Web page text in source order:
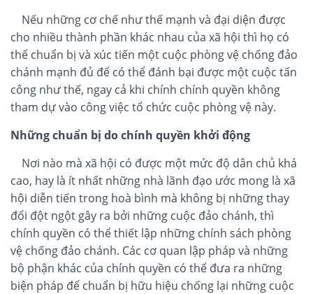
Nếu những cơ chế như thế mạnh và đại diện được
cho nhiều thành phần khác nhau của xã hội thì họ có
thể chuẩn bị và xúc tiến một cuộc phòng vệ chống đảo
chánh mạnh đủ để có thể đánh bại được một cuộc tấn
công như thế, ngay cả khi chính chính quyền không
tham dự vào công việc tổ chức cuộc phòng vệ này.
Những chuẩn bị do chính quyền khởi động
Nơi nào mà xã hội có được một mức độ dân chủ khá
cao, hay là ít nhất những nhà lãnh đạo ước mong là xã
hội diễn tiến trong hoà bình mà không bị những thay
đổi đột ngột gây ra bởi những cuộc đảo chánh, thì
chính quyền có thể thiết lập những chính sách phòng
vệ chống đảo chánh. Các cơ quan lập pháp và những
bộ phận khác của chính quyền có thể đưa ra những
biện pháp để chuẩn bị hữu hiệu chống lại những cuộc